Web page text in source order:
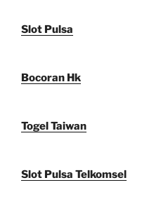
Slot Pulsa
Bocoran Hk
Togel Taiwan
Slot Pulsa Telkomsel